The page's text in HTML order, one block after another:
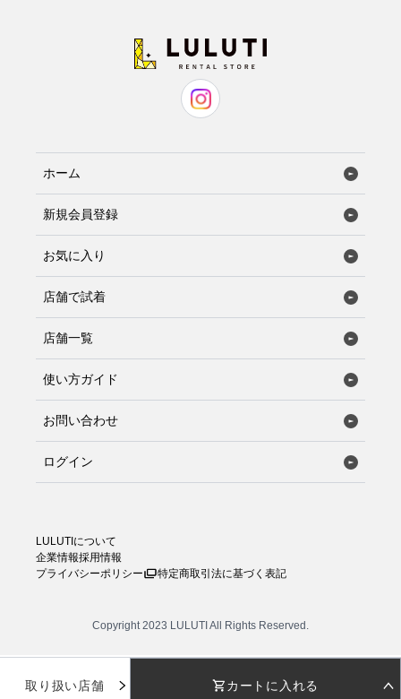
ホーム
新規会員登録
お気に入り
店舗で試着
店舗一覧
使い方ガイド
お問い合わせ
ログイン
LULUTIについて
企業情報採用情報
プライバシーポリシー
特定商取引法に基づく表記
Copyright 2023 LULUTI All Rights Reserved.
取り扱い店舗 カートに入れる